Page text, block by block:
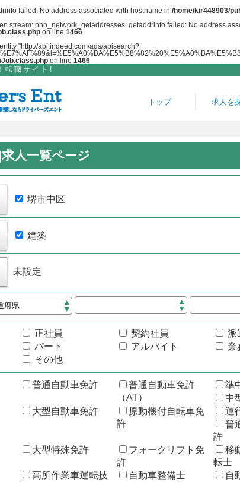
failed: No address associated with hostname in /home/kir448903/
stream: php_network_getaddresses: getaddrinfo failed: No address
on line 1466
"http://api.indeed.com/ads/apisearch?
on line 1466
転職サイト!
トップ 求人を
人一覧ページ
堺市中区
建築
未設定
正社員 契約社員
派
パート
アルバイト
業
その他
普通自動車免許
普通自動車免許
（AT）
準
中
大型自動車免許
原動機付自転車免
許
運
普
許
大型特殊免許
フォークリフト免
許
移
転士
高所作業車運転技
自動車整備士
自